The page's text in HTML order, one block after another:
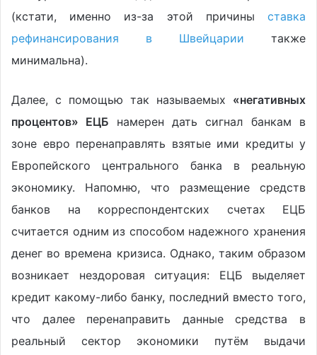
(кстати, именно из-за этой причины ставка
рефинансирования в Швейцарии также
минимальна).
Далее, с помощью так называемых «негативных
процентов» ЕЦБ намерен дать сигнал банкам в
зоне евро перенаправлять взятые ими кредиты у
Европейского центрального банка в реальную
экономику. Напомню, что размещение средств
банков на корреспондентских счетах ЕЦБ
считается одним из способом надежного хранения
денег во времена кризиса. Однако, таким образом
возникает нездоровая ситуация: ЕЦБ выделяет
кредит какому-либо банку, последний вместо того,
что далее перенаправить данные средства в
реальный сектор экономики путём выдачи